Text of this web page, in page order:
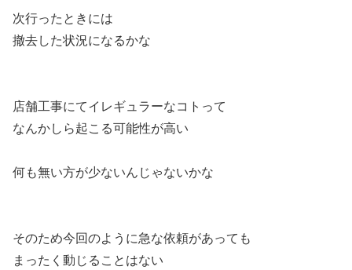
次行ったときには
撤去した状況になるかな
店舗工事にてイレギュラーなコトって
なんかしら起こる可能性が高い
何も無い方が少ないんじゃないかな
そのため今回のように急な依頼があっても
まったく動じることはない